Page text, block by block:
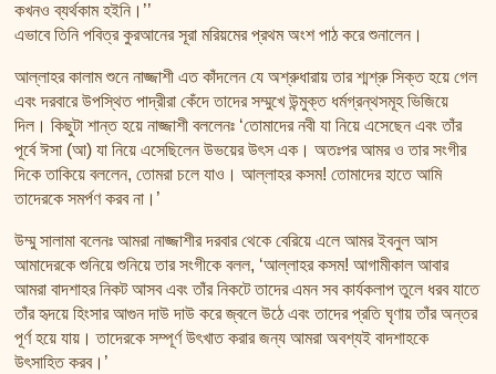
কখনও ব্যর্থকাম হইনি।’’
এভাবে তিনি পবিত্র কুরআনের সূরা মরিয়মের প্রথম অংশ পাঠ করে শুনালেন।
আল্লাহর কালাম শুনে নাজ্জাশী এত কাঁদলেন যে অশ্রুধারায় তার শ্মশ্রু সিক্ত হয়ে গেল
এবং দরবারে উপস্থিত পাদ্রীরা কেঁদে তাদের সম্মুখে উন্মুক্ত ধর্মগ্রন্থসমূহ ভিজিয়ে
দিল। কিছুটা শান্ত হয়ে নাজ্জাশী বললেনঃ ‘তোমাদের নবী যা নিয়ে এসেছেন এবং তাঁর
পূর্বে ঈসা (আ) যা নিয়ে এসেছিলেন উভয়ের উৎস এক। অতঃপর আমর ও তার সংগীর
দিকে তাকিয়ে বললেন, তোমরা চলে যাও। আল্লাহর কসম! তোমাদের হাতে আমি
তাদেরকে সমর্পণ করব না।’
উম্মু সালামা বলেনঃ আমরা নাজ্জাশীর দরবার থেকে বেরিয়ে এলে আমর ইবনুল আস
আমাদেরকে শুনিয়ে শুনিয়ে তার সংগীকে বলল, ‘আল্লাহর কসম! আগামীকাল আবার
আমরা বাদশাহর নিকট আসব এবং তাঁর নিকটে তাদের এমন সব কার্যকলাপ তুলে ধরব যাতে
তাঁর হৃদয়ে হিংসার আগুন দাউ দাউ করে জ্বলে উঠে এবং তাদের প্রতি ঘৃণায় তাঁর অন্তর
পূর্ণ হয়ে যায়। তাদেরকে সম্পূর্ণ উৎখাত করার জন্য আমরা অবশ্যই বাদশাহকে
উৎসাহিত করব।’